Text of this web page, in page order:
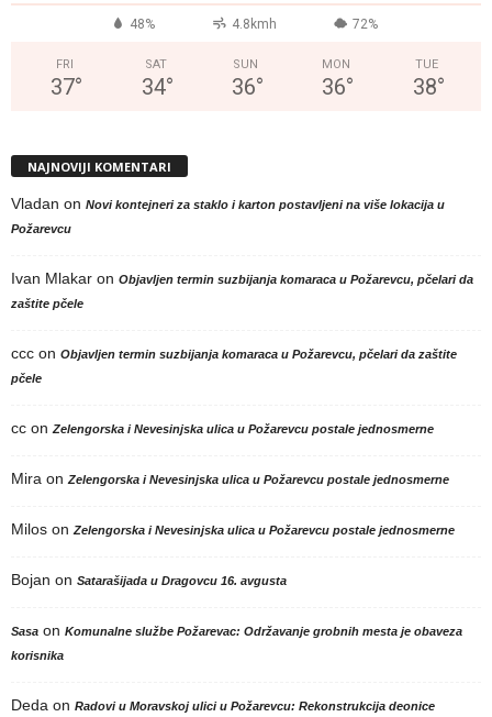
48% 4.8kmh 72%
FRI
37°
SAT
34°
SUN
36°
MON
36°
TUE
38°
NAJNOVIJI KOMENTARI
Vladan on Novi kontejneri za staklo i karton postavljeni na više lokacija u
Požarevcu
Ivan Mlakar on Objavljen termin suzbijanja komaraca u Požarevcu, pčelari da
zaštite pčele
ccc on Objavljen termin suzbijanja komaraca u Požarevcu, pčelari da zaštite
pčele
cc onZelengorska i Nevesinjska ulica u Požarevcu postale jednosmerne
Mira onZelengorska i Nevesinjska ulica u Požarevcu postale jednosmerne
Milos onZelengorska i Nevesinjska ulica u Požarevcu postale jednosmerne
Bojan on Satarašijada u Dragovcu 16. avgusta
Sasa on Komunalne službe Požarevac: Održavanje grobnih mesta je obaveza
korisnika
Deda on Radovi u Moravskoj ulici u Požarevcu: Rekonstrukcija deonice